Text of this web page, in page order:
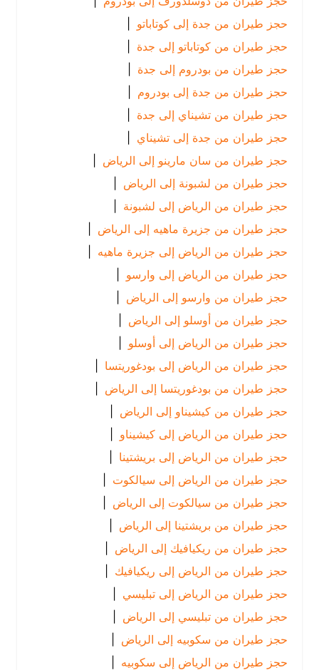
حجز طيران من جدة إلى كوتاباتو |
حجز طيران من كوتاباتو إلى جدة
حجز طيران من بودروم إلى جدة
حجز طيران من جدة إلى بودروم |
حجز طيران من تشيناي إلى جدة
حجز طيران من جدة إلى تشيناي |
حجز طيران من سان مارينو إلى الرياض
|
حجز طيران من لشبونة إلى الرياض
|
حجز طيران من الرياض إلى لشبونة |
حجز طيران من جزيرة ماهيه إلى الرياض
|
حجز طيران من الرياض إلى جزيرة ماهيه |
حجز طيران من الرياض إلى وارسو
|
حجز طيران من وارسو إلى الرياض
|
حجز طيران من أوسلو إلى الرياض
|
حجز طيران من الرياض إلى أوسلو
|
حجز طيران من الرياض إلى بودغوريتسا
|
حجز طيران من بودغوريتسا إلى الرياض
|
حجز طيران من كيشيناو إلى الرياض
|
حجز طيران من الرياض إلى كيشيناو |
حجز طيران من الرياض إلى بريشتينا |
حجز طيران من الرياض إلى سيالكوت |
حجز طيران من سيالكوت إلى الرياض
|
حجز طيران من بريشتينا إلى الرياض
|
حجز طيران من ريكيافيك إلى الرياض
|
حجز طيران من الرياض إلى ريكيافيك |
حجز طيران من الرياض إلى تبليسي |
حجز طيران من تبليسي إلى الرياض
|
حجز طيران من سكوبيه إلى الرياض
|
حجز طيران من الرياض إلى سكوبيه |